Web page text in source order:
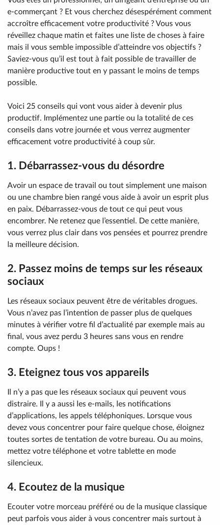
e-commerçant ? Et vous cherchez désespérément comment
accroître efficacement votre productivité ? Vous vous
réveillez chaque matin et faites une liste de choses à faire
mais il vous semble impossible d’atteindre vos objectifs ?
Saviez-vous qu’il est tout à fait possible de travailler de
manière productive tout en y passant le moins de temps
possible.
Voici 25 conseils qui vont vous aider à devenir plus
productif. Implémentez une partie ou la totalité de ces
conseils dans votre journée et vous verrez augmenter
efficacement votre productivité à coup sûr.
1. Débarrassez-vous du désordre
Avoir un espace de travail ou tout simplement une maison
ou une chambre bien rangé vous aide à avoir un esprit plus
en paix. Débarrassez-vous de tout ce qui peut vous
encombrer. Ne retenez que l’essentiel. De cette manière,
vous verrez plus clair dans vos pensées et pourrez prendre
la meilleure décision.
2. Passez moins de temps sur les réseaux
sociaux
Les réseaux sociaux peuvent être de véritables drogues.
Vous n’avez pas l’intention de passer plus de quelques
minutes à vérifier votre fil d’actualité par exemple mais au
final, vous avez perdu 3 heures sans vous en rendre
compte. Oups !
3. Eteignez tous vos appareils
Il n’y a pas que les réseaux sociaux qui peuvent vous
distraire. Il y a aussi les e-mails, les notifications
d’applications, les appels téléphoniques. Lorsque vous
devez vous concentrer pour faire quelque chose, éloignez
toutes sortes de tentation de votre bureau. Ou au moins,
mettez votre téléphone et votre tablette en mode
silencieux.
4. Ecoutez de la musique
Ecouter votre morceau préféré ou de la musique classique
peut parfois vous aider à vous concentrer mais surtout à